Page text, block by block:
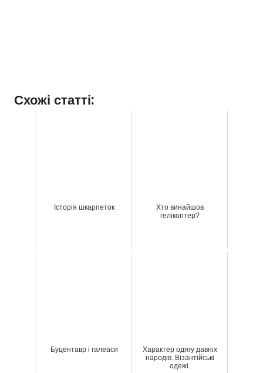
Схожі статті:
Історія шкарпеток
Хто винайшов
гелікоптер?
Буцентавр і галеаси
Характер одягу давніх
народів. Візантійські
одежі.